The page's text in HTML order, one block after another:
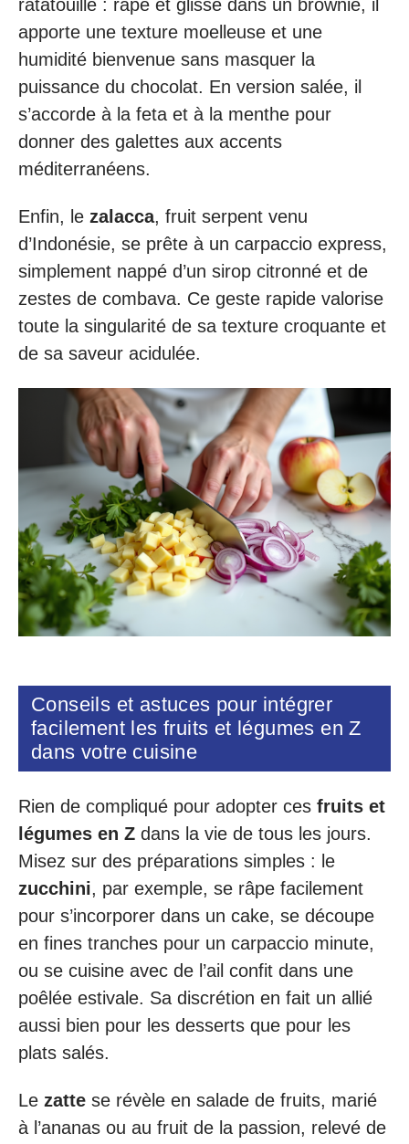
ratatouille : râpé et glissé dans un brownie, il
apporte une texture moelleuse et une
humidité bienvenue sans masquer la
puissance du chocolat. En version salée, il
s’accorde à la feta et à la menthe pour
donner des galettes aux accents
méditerranéens.
Enfin, le zalacca, fruit serpent venu
d’Indonésie, se prête à un carpaccio express,
simplement nappé d’un sirop citronné et de
zestes de combava. Ce geste rapide valorise
toute la singularité de sa texture croquante et
de sa saveur acidulée.
Conseils et astuces pour intégrer
facilement les fruits et légumes en Z
dans votre cuisine
Rien de compliqué pour adopter ces fruits et
légumes en Z dans la vie de tous les jours.
Misez sur des préparations simples : le
zucchini, par exemple, se râpe facilement
pour s’incorporer dans un cake, se découpe
en fines tranches pour un carpaccio minute,
ou se cuisine avec de l’ail confit dans une
poêlée estivale. Sa discrétion en fait un allié
aussi bien pour les desserts que pour les
plats salés.
Le zatte se révèle en salade de fruits, marié
à l’ananas ou au fruit de la passion, relevé de